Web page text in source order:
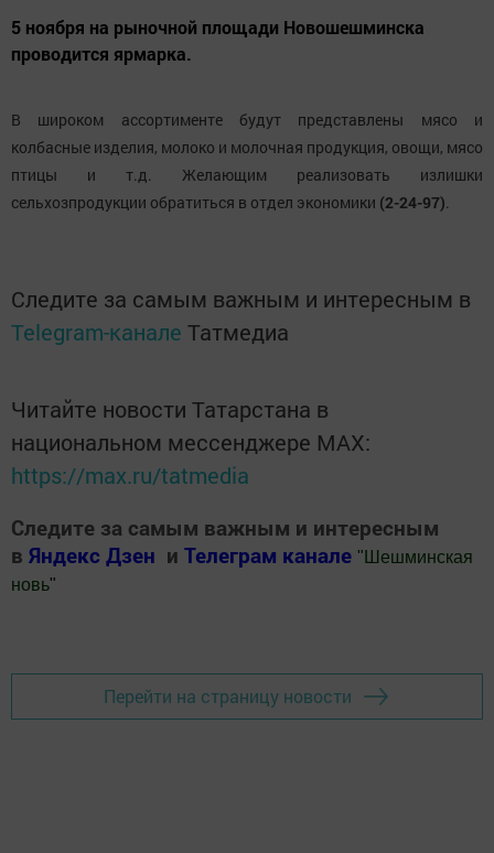
5 ноября на рыночной площади Новошешминска
проводится ярмарка.
В широком ассортименте будут представлены мясо и
колбасные изделия, молоко и молочная продукция, овощи, мясо
птицы и т.д. Желающим реализовать излишки
сельхозпродукции обратиться в отдел экономики (2-24-97).
Следите за самым важным и интересным в
Telegram-канале Татмедиа
Читайте новости Татарстана в
национальном мессенджере MАХ:
https://max.ru/tatmedia
Следите за самым важным и интересным
в Яндекс Дзен и Телеграм канале " Шешминская
новь"
Перейти на страницу новости